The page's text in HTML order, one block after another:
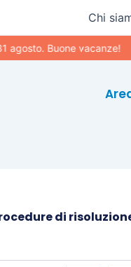
Chi
Buone vacanze!
di